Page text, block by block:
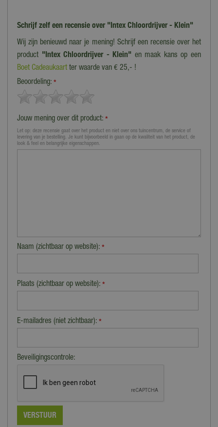
Schrijf zelf een recensie over "Intex Chloordrijver - Klein"
Wij zijn benieuwd naar je mening! Schrijf een recensie over het
product "Intex Chloordrijver - Klein" en maak kans op een
Boet Cadeaukaart ter waarde van € 25,- !
Beoordeling: *
Jouw mening over dit product: *
Let op: deze recensie gaat over het product en niet over ons tuincentrum, de service of
levering van je bestelling. Je kunt bijvoorbeeld in gaan op de kwaliteit van het product, de
look & feel en belangrijke eigenschappen.
Naam (zichtbaar op website): *
Plaats (zichtbaar op website): *
E-mailadres (niet zichtbaar): *
Beveiligingscontrole: